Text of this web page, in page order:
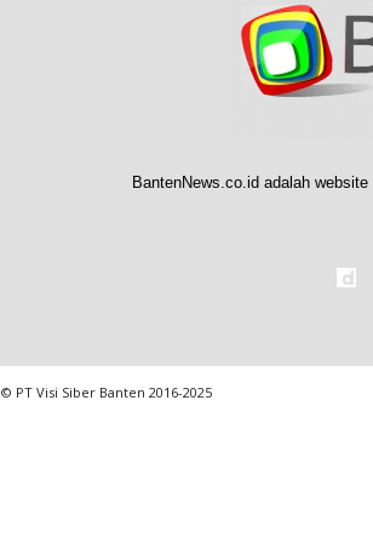
BantenNews.co.id adalah
© PT Visi Siber Banten 2016-2025